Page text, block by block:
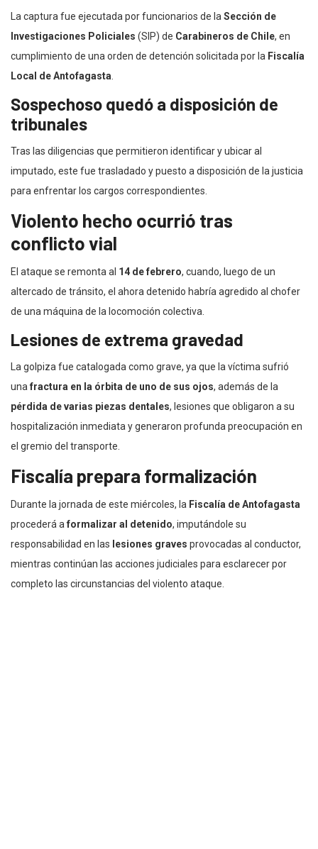
La captura fue ejecutada por funcionarios de laSección de
Investigaciones Policiales (SIP) de Carabineros de Chile, en
cumplimiento de una orden de detención solicitada por la Fiscalía
Local de Antofagasta.
Sospechoso quedó a disposición de
tribunales
Tras las diligencias que permitieron identificar y ubicar al
imputado, este fue trasladado y puesto a disposición de la justicia
para enfrentar los cargos correspondientes.
Violento hecho ocurrió tras
conflicto vial
El ataque se remonta al 14 de febrero, cuando, luego de un
altercado de tránsito, el ahora detenido habría agredido al chofer
de una máquina de la locomoción colectiva.
Lesiones de extrema gravedad
La golpiza fue catalogada como grave, ya que la víctima sufrió
unafractura en la órbita de uno de sus ojos, además de la
pérdida de varias piezas dentales, lesiones que obligaron a su
hospitalización inmediata y generaron profunda preocupación en
el gremio del transporte.
Fiscalía prepara formalización
Durante la jornada de este miércoles, la Fiscalía de Antofagasta
procederá aformalizar al detenido, imputándole su
responsabilidad en las lesiones graves provocadas al conductor,
mientras continúan las acciones judiciales para esclarecer por
completo las circunstancias del violento ataque.